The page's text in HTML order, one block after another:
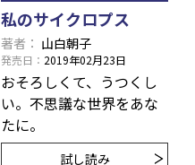
私のサイクロプス
著者 山白朝子
発売日 2019年02月23日
おそろしくて、うつくし
い。不思議な世界をあな
たに。
試し読み